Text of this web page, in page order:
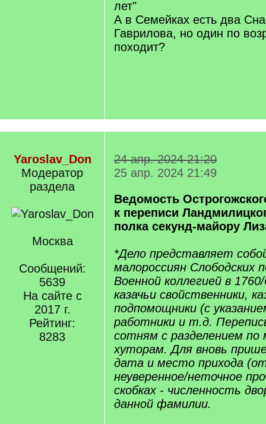
лет"
А в Семейках есть два
Гаврилова, но один по
походит?
Yaroslav_Don
Модератор
раздела
Москва
Сообщений:
5639
На сайте с
2017 г.
Рейтинг:
8283
24 апр. 2024 21:20
25 апр. 2024 21:49
Ведомость
к переписи
полка секунд-майору
*Дело представляет
малороссиян Слободских
Военной коллегией в
казачьи свойственники,
подпомощники (с
работники и т.д.
сотням с разделением по
хуторам. Для вновь
дата и место прихода
неуверенное/неточное
скобках - численность
данной фамилии.